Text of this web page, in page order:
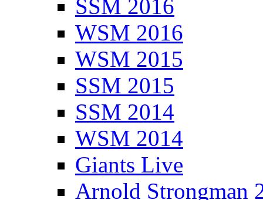
SSM 2016
WSM 2016
WSM 2015
SSM 2015
SSM 2014
WSM 2014
Giants Live
Arnold Strongman